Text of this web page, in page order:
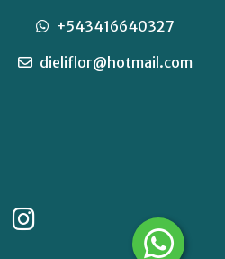
+543416640327
dieliflor@hotmail.com